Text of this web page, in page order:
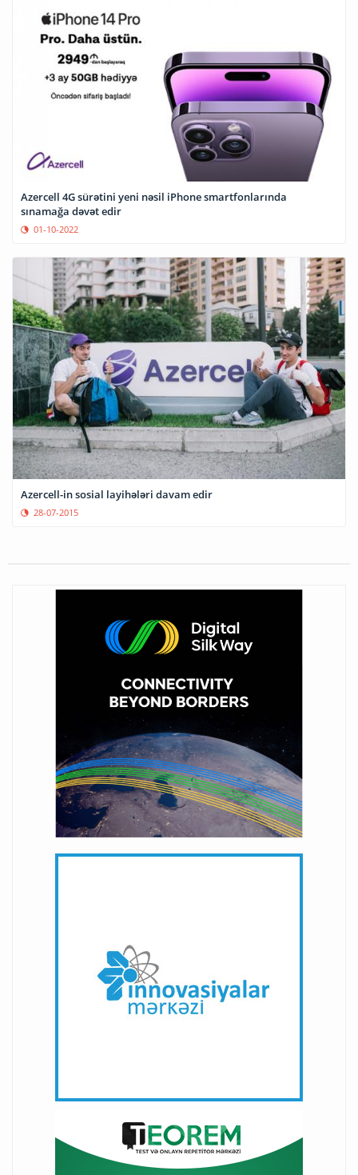
Azercell 4G sürətini yeni nəsil iPhone smartfonlarında
sınamağa dəvət edir
01-10-2022
Azercell-in sosial layihələri davam edir
28-07-2015